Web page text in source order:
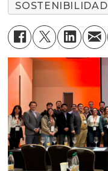
SOSTENIBILIDAD